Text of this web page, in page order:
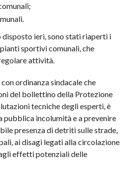
ieri, sono stati riaperti i
sportivi comunali, che
attività.
ordinanza sindacale che
del bollettino della Protezione
tecniche degli esperti, è
pubblica incolumità e a prevenire
presenza di detriti sulle strade,
ai disagi legati alla circolazione
effetti potenziali delle